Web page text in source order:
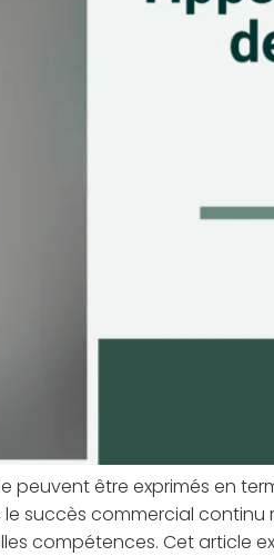
être exprimés en
succès commercial
compétences. Cet article